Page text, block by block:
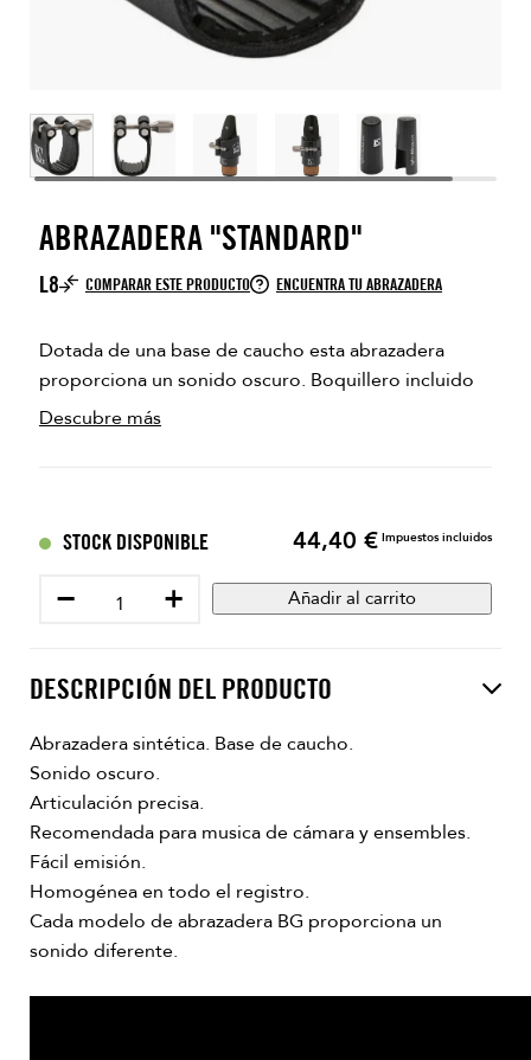
ABRAZADERA "STANDARD"
L8 COMPARAR ESTE PRODUCTO ENCUENTRA TU ABRAZADERA
Dotada de una base de caucho esta abrazadera
proporciona un sonido oscuro. Boquillero incluido
Descubre más
STOCK DISPONIBLE Precio
44,40 € Impuestos incluidos
− + Añadir al carrito
DESCRIPCIÓN DEL PRODUCTO
Abrazadera sintética. Base de caucho.
Sonido oscuro.
Articulación precisa.
Recomendada para musica de cámara y ensembles.
Fácil emisión.
Homogénea en todo el registro.
Cada modelo de abrazadera BG proporciona un
sonido diferente.